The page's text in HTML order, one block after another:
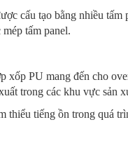
cấu tạo bằng nhiều
tấm panel.
PU mang đến cho
trong các khu vực sản
tiếng ồn trong quá